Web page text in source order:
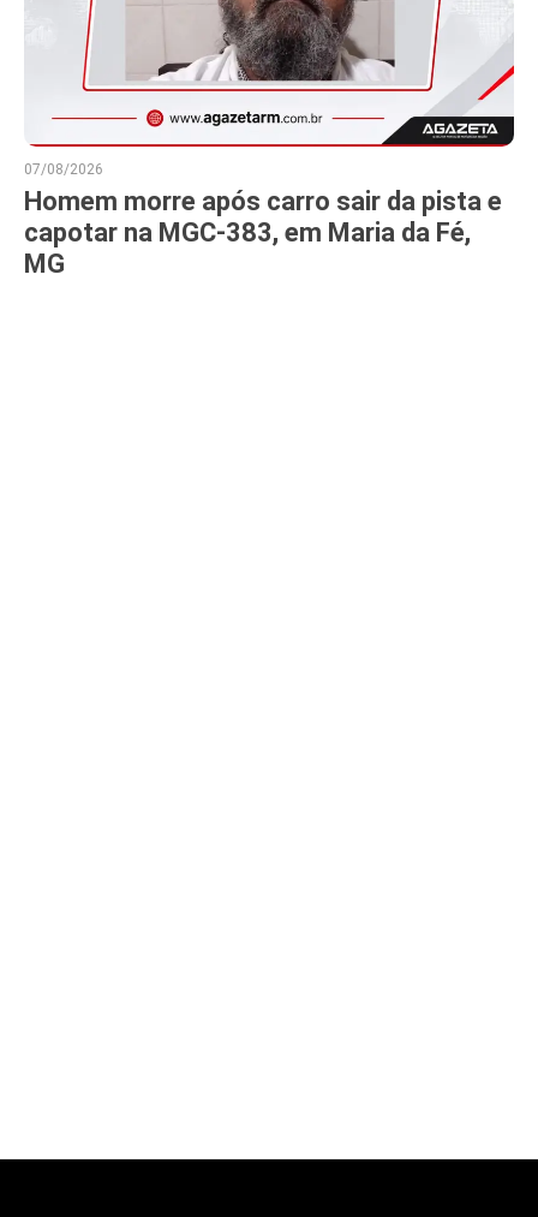
07/08/2026
Homem morre após carro sair da pista e
capotar na MGC-383, em Maria da Fé,
MG